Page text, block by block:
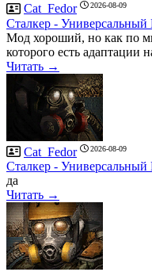
Cat_Fedor 2026-08-09
Сталкер -
Мод хороший, но как по
которого есть адаптации
Читать →
Cat_Fedor 2026-08-09
Сталкер -
да
Читать →